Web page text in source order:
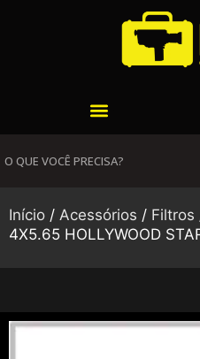
Início / Acessórios / Filtros
4X5.65 HOLLYWOOD